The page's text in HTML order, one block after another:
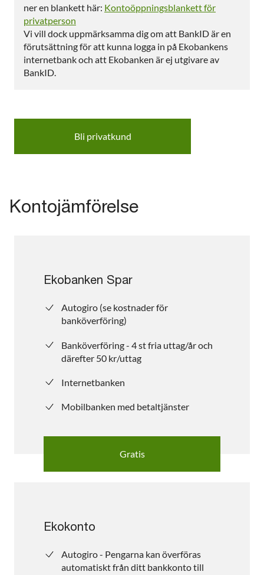
ner en blankett här: Kontoöppningsblankett för
privatperson
Vi vill dock uppmärksamma dig om att BankID är en
förutsättning för att kunna logga in på Ekobankens
internetbank och att Ekobanken är ej utgivare av
BankID.
Bli privatkund
Kontojämförelse
Ekobanken Spar
Autogiro (se kostnader för
banköverföring)
Banköverföring - 4 st fria uttag/år och
därefter 50 kr/uttag
Internetbanken
Mobilbanken med betaltjänster
Gratis
Ekokonto
Autogiro - Pengarna kan överföras
automatiskt från ditt bankkonto till